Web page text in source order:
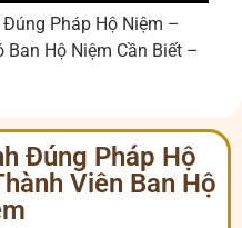
Pháp Hộ Niệm –
Hộ Niệm Cần Biết –
Đúng Pháp Hộ
Viên Ban Hộ